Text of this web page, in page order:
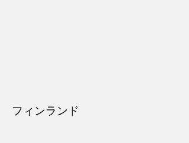
フィンランド